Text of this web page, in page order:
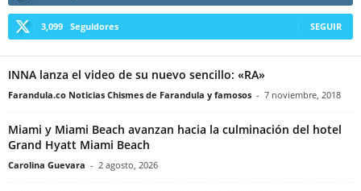
3,099 Seguidores SEGUIR
INNA lanza el video de su nuevo sencillo: «RA»
Farandula.co Noticias Chismes de Farandula y famosos - 7 noviembre, 2018
Miami y Miami Beach avanzan hacia la culminación del hotel
Grand Hyatt Miami Beach
Carolina Guevara - 2 agosto, 2026